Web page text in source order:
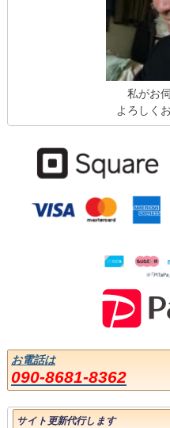
私がお
よろしく
お電話は
090-8681-8362
サイト更新代行します